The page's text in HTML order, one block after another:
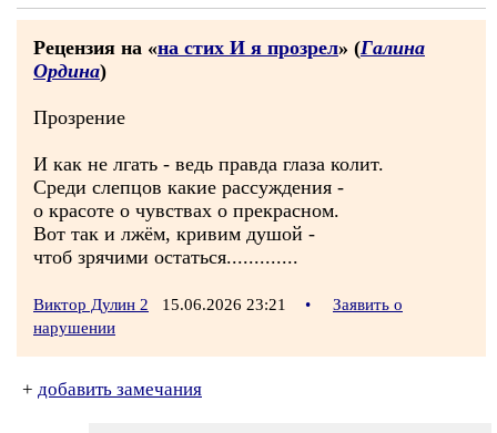
Рецензия на «на стих И я прозрел» (Галина
Ордина)
Прозрение
И как не лгать - ведь правда глаза колит.
Среди слепцов какие рассуждения -
о красоте о чувствах о прекрасном.
Вот так и лжём, кривим душой -
чтоб зрячими остаться.............
Виктор Дулин 2 15.06.2026 23:21 •
Заявить о
нарушении
+ добавить замечания